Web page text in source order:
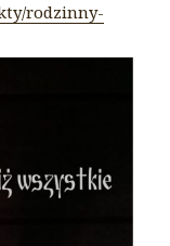
rodzinny-